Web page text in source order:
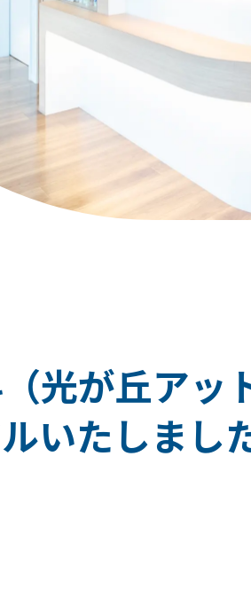
光が丘アッ
いたしまし